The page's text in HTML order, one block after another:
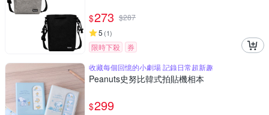
$273 $287
5 (1)
限時下殺
券
收藏每個回憶的小劇場 記錄日常超新趣
Peanuts史努比韓式拍貼機相本
$299